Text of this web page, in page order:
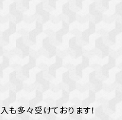
も多々受けております！